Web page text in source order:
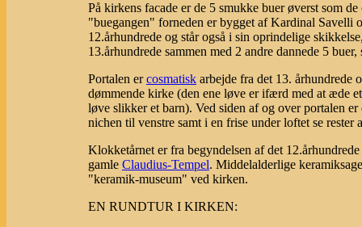
På kirkens facade er de 5 smukke buer øverst som
"buegangen" forneden er bygget af Kardinal
12.århundrede og står også i sin oprindelige
13.århundrede sammen med 2 andre dannede 5
Portalen ercosmatisk arbejde fra det 13. århundrede
dømmende kirke (den ene løve er ifærd med at æde
løve slikker et barn). Ved siden af og over portalen
nichen til venstre samt i en frise under loftet se
Klokketårnet er fra begyndelsen af det
gamle Claudius-Tempel. Middelalderlige
"keramik-museum" ved kirken.
EN RUNDTUR I KIRKEN: